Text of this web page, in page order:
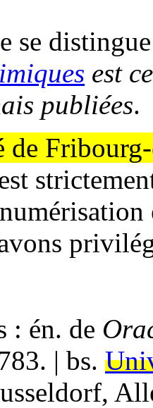
se
est
publiées.
de
: én. de
| bs.